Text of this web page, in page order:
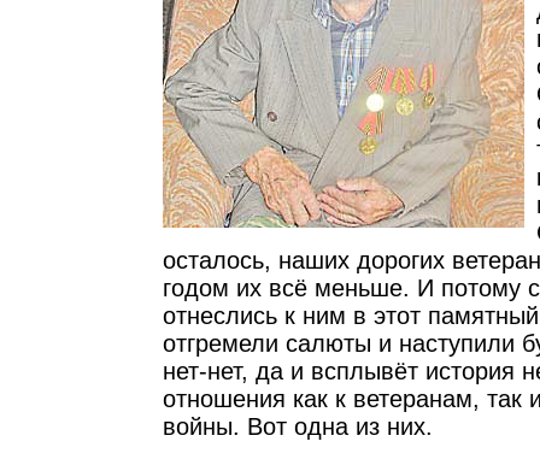
осталось, наших дорогих
годом их всё меньше. И потому
отнеслись к ним в этот
отгремели салюты и наступили
нет-нет, да и всплывёт история
отношения как к ветеранам, так
войны. Вот одна из них.